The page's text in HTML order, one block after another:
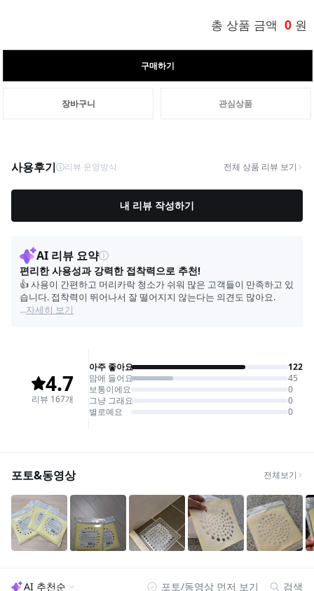
총 상품 금액 0 원
구매하기
장바구니 관심상품